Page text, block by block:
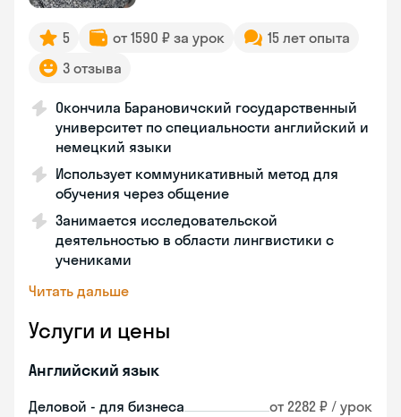
5 от 1590 ₽ за урок
15 лет опыта
3 отзыва
Окончила Барановичский государственный
университет по специальности английский и
немецкий языки
Использует коммуникативный метод для
обучения через общение
Занимается исследовательской
деятельностью в области лингвистики с
учениками
Читать дальше
Услуги и цены
Английский язык
Деловой - для бизнеса от 2282 ₽ / урок